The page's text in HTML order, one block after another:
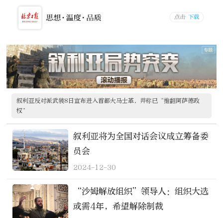
叙利亚反对派武装8日宣布进入首都大马士革，并称已“推翻阿萨德政
权”
叙利亚将为全国对话会议成立筹备委
员会
2024-12-30
“沙姆解放组织”领导人：组织大选
或需4年，希望解除制裁